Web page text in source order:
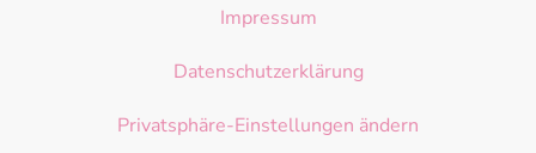
Impressum
Datenschutzerklärung
Privatsphäre-Einstellungen ändern